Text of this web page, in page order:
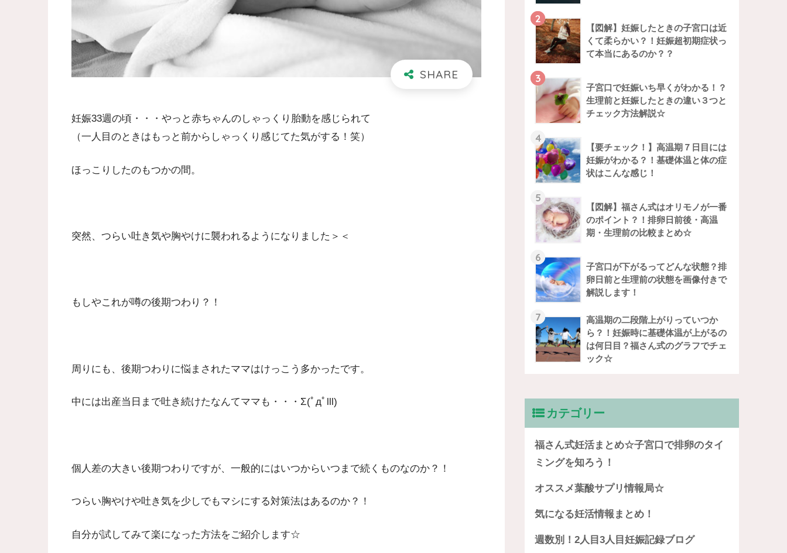
妊娠33週の頃・・・やっと赤ちゃんのしゃっくり胎動を感じられて
（一人目のときはもっと前からしゃっくり感じてた気がする！笑）
ほっこりしたのもつかの間。
突然、つらい吐き気や胸やけに襲われるようになりました＞＜
もしやこれが噂の後期つわり？！
周りにも、後期つわりに悩まされたママはけっこう多かったです。
中には出産当日まで吐き続けたなんてママも・・・Σ(ﾟдﾟlll)
個人差の大きい後期つわりですが、一般的にはいつからいつまで続くものなのか？！
つらい胸やけや吐き気を少しでもマシにする対策法はあるのか？！
自分が試してみて楽になった方法をご紹介します☆
2
【図解】妊娠したときの子宮口は近
くて柔らかい？！妊娠超初期症状っ
て本当にあるのか？？
3
子宮口で妊娠いち早くがわかる！？
生理前と妊娠したときの違い３つと
チェック方法解説☆
4
【要チェック！】高温期７日目には
妊娠がわかる？！基礎体温と体の症
状はこんな感じ！
5
【図解】福さん式はオリモノが一番
のポイント？！排卵日前後・高温
期・生理前の比較まとめ☆
6
子宮口が下がるってどんな状態？排
卵日前と生理前の状態を画像付きで
解説します！
7
高温期の二段階上がりっていつか
ら？！妊娠時に基礎体温が上がるの
は何日目？福さん式のグラフでチェ
ック☆
カテゴリー
福さん式妊活まとめ☆子宮口で排卵のタイ
ミングを知ろう！
オススメ葉酸サプリ情報局☆
気になる妊活情報まとめ！
週数別！2人目3人目妊娠記録ブログ